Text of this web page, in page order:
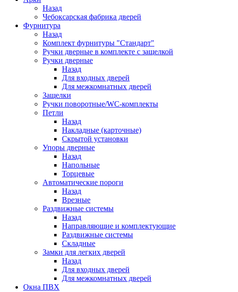
Назад
Чебоксарская фабрика дверей
Фурнитура
Назад
Комплект фурнитуры "Стандарт"
Ручки дверные в комплекте с защелкой
Ручки дверные
Назад
Для входных дверей
Для межкомнатных дверей
Защелки
Ручки поворотные/WC-комплекты
Петли
Назад
Накладные (карточные)
Скрытой установки
Упоры дверные
Назад
Напольные
Торцевые
Автоматические пороги
Назад
Врезные
Раздвижные системы
Назад
Направляющие и комплектующие
Раздвижные системы
Складные
Замки для легких дверей
Назад
Для входных дверей
Для межкомнатных дверей
Окна ПВХ